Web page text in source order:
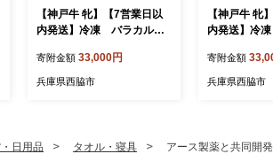
【神戸牛 牝】【7営業日以
内発送】冷凍 バラカルビ
12）
寄附金額 33,000円
兵庫県西脇市
【神戸牛 牝
内発送】冷
0g 川岸畜産
寄附金額
兵庫県西脇市
日用品 タオル・寝具 アース製薬と共同開